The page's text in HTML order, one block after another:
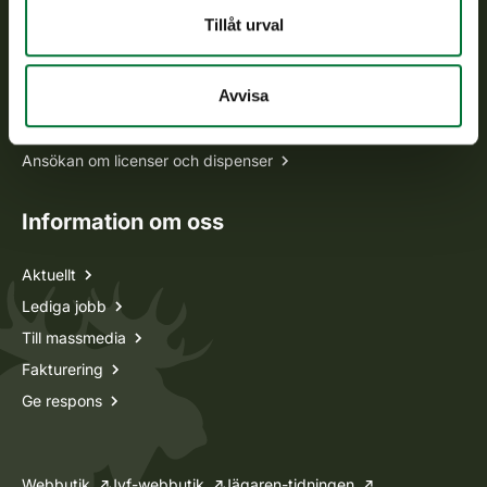
Tillåt urval
Avvisa
Oma riista -tjänsten
Ansökan om licenser och dispenser
Information om oss
Aktuellt
Lediga jobb
Till massmedia
Fakturering
Ge respons